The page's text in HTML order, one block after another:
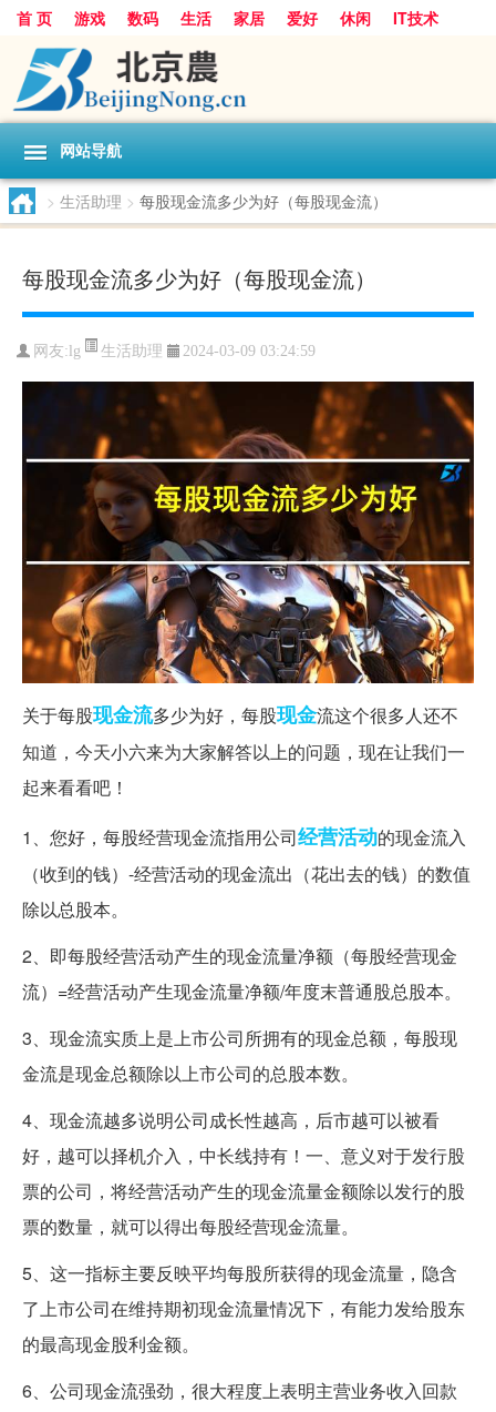
首 页 游戏 数码 生活 家居 爱好 休闲
IT技术
互联网
手机 购物
网站导航
> 生活助理 > 每股现金流多少为好（每股现金流）
每股现金流多少为好（每股现金流）
网友: lg 生活助理 2024-03-09 03:24:59
关于每股现金流多少为好，每股现金流这个很多人还不
知道，今天小六来为大家解答以上的问题，现在让我们一
起来看看吧！
1、您好，每股经营现金流指用公司经营活动的现金流入
（收到的钱）-经营活动的现金流出（花出去的钱）的数值
除以总股本。
2、即每股经营活动产生的现金流量净额（每股经营现金
流）=经营活动产生现金流量净额/年度末普通股总股本。
3、现金流实质上是上市公司所拥有的现金总额，每股现
金流是现金总额除以上市公司的总股本数。
4、现金流越多说明公司成长性越高，后市越可以被看
好，越可以择机介入，中长线持有！一、意义对于发行股
票的公司，将经营活动产生的现金流量金额除以发行的股
票的数量，就可以得出每股经营现金流量。
5、这一指标主要反映平均每股所获得的现金流量，隐含
了上市公司在维持期初现金流量情况下，有能力发给股东
的最高现金股利金额。
6、公司现金流强劲，很大程度上表明主营业务收入回款